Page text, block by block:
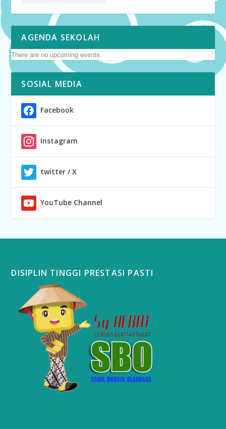
AGENDA SEKOLAH
There are no upcoming events.
SOSIAL MEDIA
Facebook
Instagram
twitter / X
YouTube Channel
DISIPLIN TINGGI PRESTASI PASTI